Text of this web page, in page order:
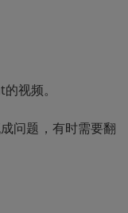
视频。
问题，有时需要翻